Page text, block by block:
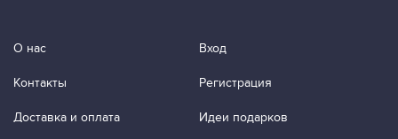
О нас
Контакты
Доставка и оплата
Вход
Регистрация
Идеи подарков